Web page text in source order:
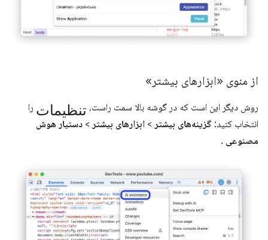
از منوی «ابزارهای بیشتر»
روش دیگر این است که در گوشه بالا سمت راست، تنظیمات را
انتخاب کنید: گزینه‌های بیشتر > ابزارهای بیشتر > دستیار هوش
مصنوعی .